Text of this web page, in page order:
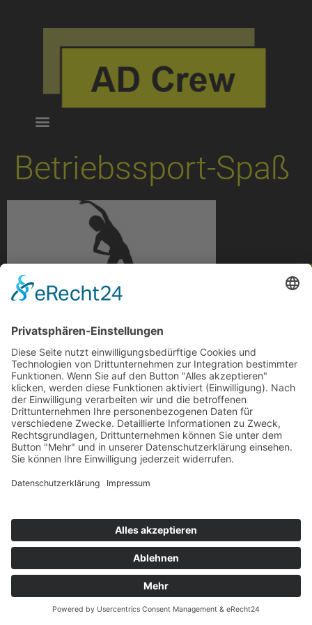
Betriebssport-Spaß
Betriebssport-Spaß
© 2024-AD Crew
Impressum| Datenschutz|AGB’s|AGB’s Seminare